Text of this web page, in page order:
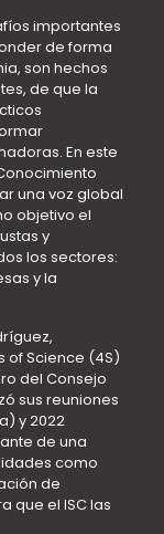
importantes
de forma
son hechos
de que la
En este
una voz global
objetivo el
y
los sectores:
y la
of Science (4S)
del Consejo
sus reuniones
y 2022
de una
como
de
que el ISC las